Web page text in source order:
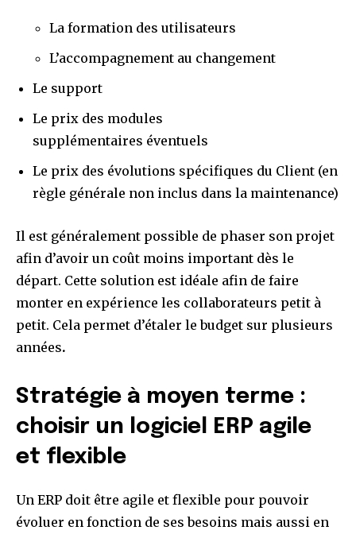
La formation des utilisateurs
L’accompagnement au changement
Le support
Le prix des modules
supplémentaires éventuels
Le prix des évolutions spécifiques du Client (en
règle générale non inclus dans la maintenance)
Il est généralement possible de phaser son projet
afin d’avoir un coût moins important dès le
départ. Cette solution est idéale afin de faire
monter en expérience les collaborateurs petit à
petit. Cela permet d’étaler le budget sur plusieurs
années.
Stratégie à moyen terme :
choisir un logiciel ERP agile
et flexible
Un ERP doit être agile et flexible pour pouvoir
évoluer en fonction de ses besoins mais aussi en